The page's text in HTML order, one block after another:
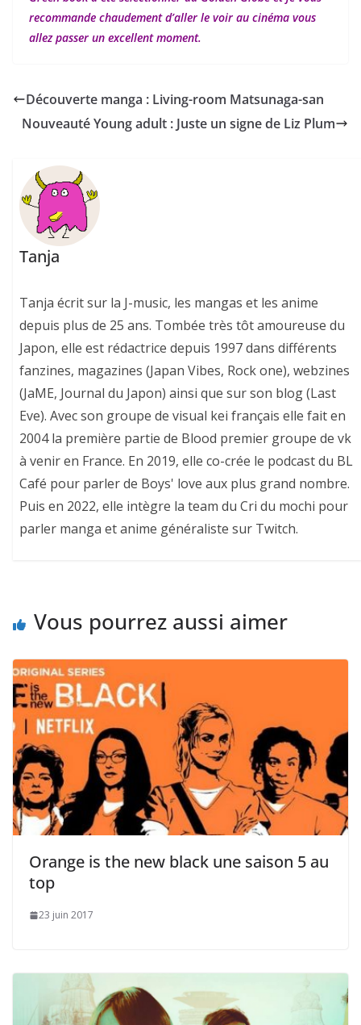
recommande chaudement d’aller le voir au cinéma vous
allez passer un excellent moment.
Découverte manga : Living-room Matsunaga-san
Nouveauté Young adult : Juste un signe de Liz Plum
Tanja
Tanja écrit sur la J-music, les mangas et les anime
depuis plus de 25 ans. Tombée très tôt amoureuse du
Japon, elle est rédactrice depuis 1997 dans différents
fanzines, magazines (Japan Vibes, Rock one), webzines
(JaME, Journal du Japon) ainsi que sur son blog (Last
Eve). Avec son groupe de visual kei français elle fait en
2004 la première partie de Blood premier groupe de vk
à venir en France. En 2019, elle co-crée le podcast du BL
Café pour parler de Boys' love aux plus grand nombre.
Puis en 2022, elle intègre la team du Cri du mochi pour
parler manga et anime généraliste sur Twitch.
Vous pourrez aussi aimer
Orange is the new black une saison 5 au
top
23 juin 2017